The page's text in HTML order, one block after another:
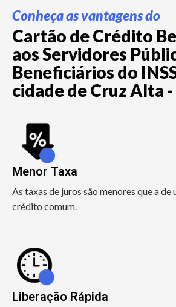
Conheça as vantagens do
Cartão de Crédito
aos Servidores
Beneficiários do
cidade de Cruz Alta -
Menor Taxa
As taxas de juros são menores que a de
crédito comum.
Liberação Rápida